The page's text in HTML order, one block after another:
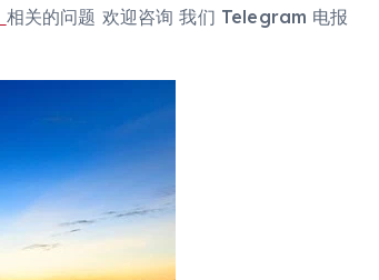
相关的问题 欢迎咨询 我们 Telegram 电报